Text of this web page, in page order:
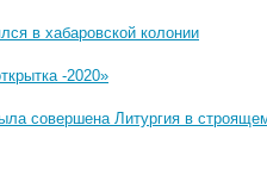
в хабаровской колонии
-2020»
совершена Литургия в